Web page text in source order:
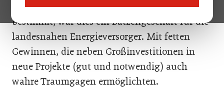
Cent. Da der teuerste Preis den Marktpreis
bestimmt, war dies ein Batzengeschäft für die
landesnahen Energieversorger. Mit fetten
Gewinnen, die neben Großinvestitionen in
neue Projekte (gut und notwendig) auch
wahre Traumgagen ermöglichten.